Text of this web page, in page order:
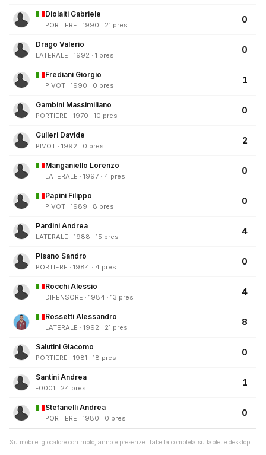
Diolaiti Gabriele
PORTIERE · 1990 · 21 pres
0
Drago Valerio
LATERALE · 1992 · 1 pres
0
Frediani Giorgio
PIVOT · 1990 · 0 pres
1
Gambini Massimiliano
PORTIERE · 1970 · 10 pres
0
Gulleri Davide
PIVOT · 1992 · 0 pres
2
Manganiello Lorenzo
LATERALE · 1997 · 4 pres
0
Papini Filippo
PIVOT · 1989 · 8 pres
0
Pardini Andrea
LATERALE · 1988 · 15 pres
4
Pisano Sandro
PORTIERE · 1984 · 4 pres
0
Rocchi Alessio
DIFENSORE · 1984 · 13 pres
4
Rossetti Alessandro
LATERALE · 1992 · 21 pres
8
Salutini Giacomo
PORTIERE · 1981 · 18 pres
0
Santini Andrea
-0001 · 24 pres
1
Stefanelli Andrea
PORTIERE · 1980 · 0 pres
0
Su mobile: giocatore con ruolo, anno e presenze. Tabella completa su tablet e desktop.